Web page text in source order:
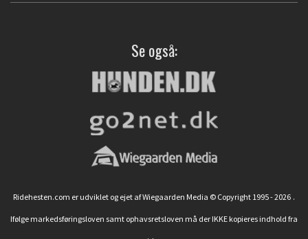
Se også:
Ridehesten.com er udviklet og ejet af Wiegaarden Media © Copyright 1995 - 2026 .
Ifølge markedsføringsloven samt ophavsretsloven må der IKKE kopieres indhold fra